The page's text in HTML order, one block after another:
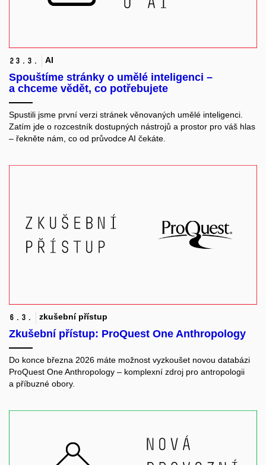
23. 3. AI
Spouštíme stránky o umělé inteligenci –
a chceme vědět, co potřebujete
Spustili jsme první verzi stránek věnovaných umělé inteligenci.
Zatím jde o rozcestník dostupných nástrojů a prostor pro váš hlas
– řekněte nám, co od průvodce AI čekáte.
6. 3. zkušební přístup
Zkušební přístup: ProQuest One Anthropology
Do konce března 2026 máte možnost vyzkoušet novou databázi
ProQuest One Anthropology – komplexní zdroj pro antropologii
a příbuzné obory.